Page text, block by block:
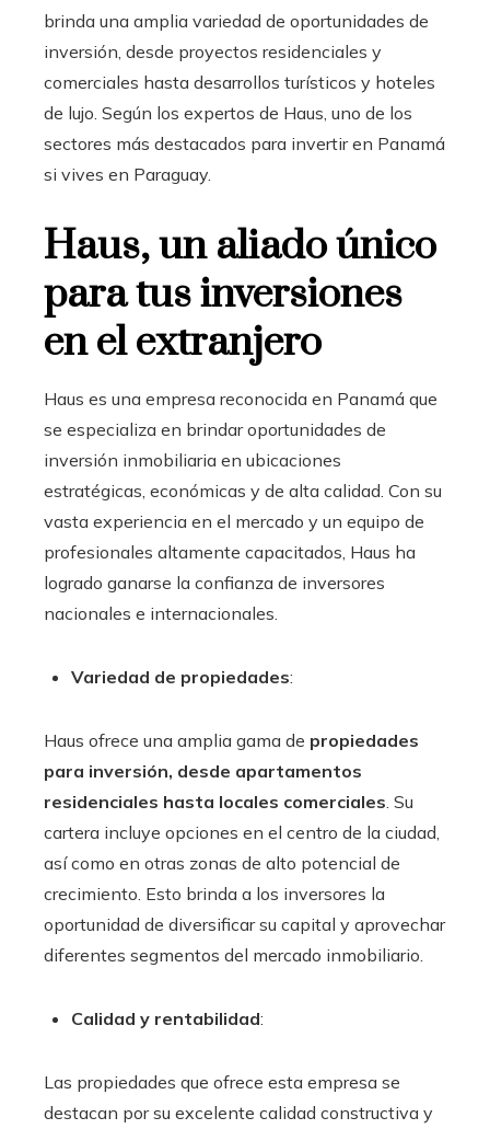
brinda una amplia variedad de oportunidades de
inversión, desde proyectos residenciales y
comerciales hasta desarrollos turísticos y hoteles
de lujo. Según los expertos de Haus, uno de los
sectores más destacados para invertir en Panamá
si vives en Paraguay.
Haus, un aliado único
para tus inversiones
en el extranjero
Haus es una empresa reconocida en Panamá que
se especializa en brindar oportunidades de
inversión inmobiliaria en ubicaciones
estratégicas, económicas y de alta calidad. Con su
vasta experiencia en el mercado y un equipo de
profesionales altamente capacitados, Haus ha
logrado ganarse la confianza de inversores
nacionales e internacionales.
Variedad de propiedades:
Haus ofrece una amplia gama de propiedades
para inversión, desde apartamentos
residenciales hasta locales comerciales . Su
cartera incluye opciones en el centro de la ciudad,
así como en otras zonas de alto potencial de
crecimiento. Esto brinda a los inversores la
oportunidad de diversificar su capital y aprovechar
diferentes segmentos del mercado inmobiliario.
Calidad y rentabilidad:
Las propiedades que ofrece esta empresa se
destacan por su excelente calidad constructiva y